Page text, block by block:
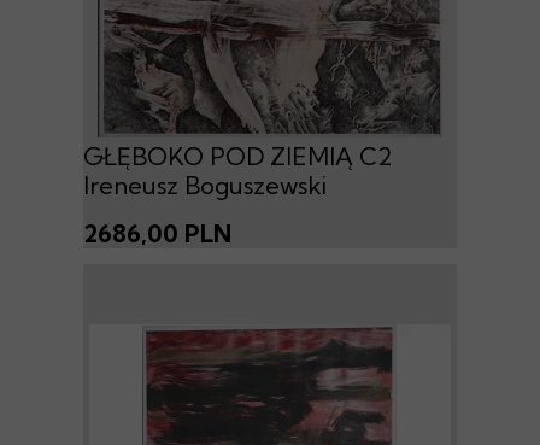
GŁĘBOKO POD ZIEMIĄ C2
Ireneusz Boguszewski
2686,00 PLN